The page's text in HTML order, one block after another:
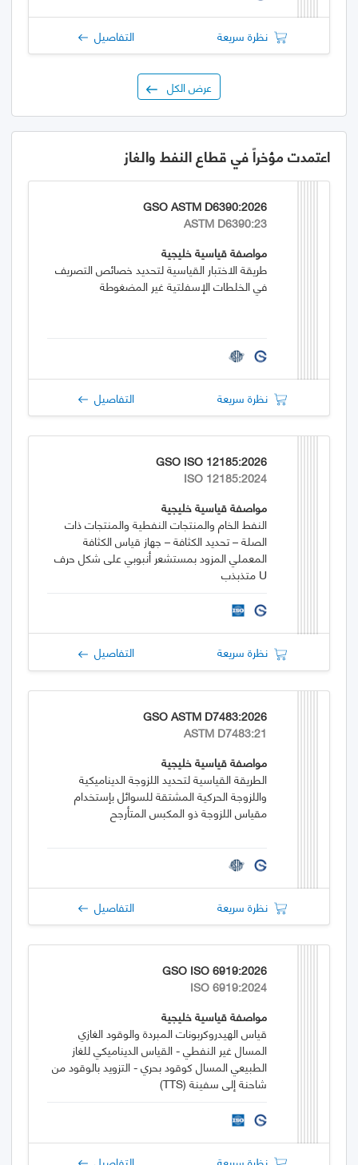
نظرة سريعة التفاصيل
عرض الكل
اعتمدت مؤخراً في قطاع النفط والغاز
GSO ASTM D6390:2026
ASTM D6390:23
مواصفة قياسية خليجية
طريقة الاختبار القياسية لتحديد خصائص التصريف
في الخلطات الإسفلتية غير المضغوطة
نظرة سريعة التفاصيل
GSO ISO 12185:2026
ISO 12185:2024
مواصفة قياسية خليجية
النفط الخام والمنتجات النفطية والمنتجات ذات
الصلة – تحديد الكثافة – جهاز قياس الكثافة
المعملي المزود بمستشعر أنبوبي على شكل حرف
U متذبذب
نظرة سريعة التفاصيل
GSO ASTM D7483:2026
ASTM D7483:21
مواصفة قياسية خليجية
الطريقة القياسية لتحديد اللزوجة الديناميكية
واللزوجة الحركية المشتقة للسوائل بإستخدام
مقياس اللزوجة ذو المكبس المتأرجح
نظرة سريعة التفاصيل
GSO ISO 6919:2026
ISO 6919:2024
مواصفة قياسية خليجية
قياس الهيدروكربونات المبردة والوقود الغازي
المسال غير النفطي - القياس الديناميكي للغاز
الطبيعي المسال كوقود بحري - التزويد بالوقود من
شاحنة إلى سفينة (TTS)